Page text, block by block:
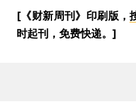
[《财新周刊》印刷版，
时起刊，免费快递。]